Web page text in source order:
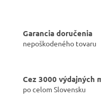
Garancia doručenia
nepoškodeného tovaru
Cez 3000 výdajných
po celom Slovensku